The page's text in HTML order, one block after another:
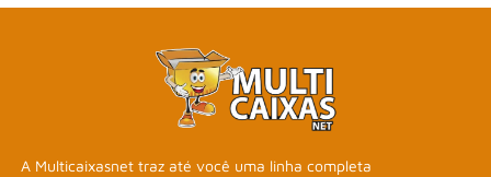
A Multicaixasnet traz até você uma linha completa